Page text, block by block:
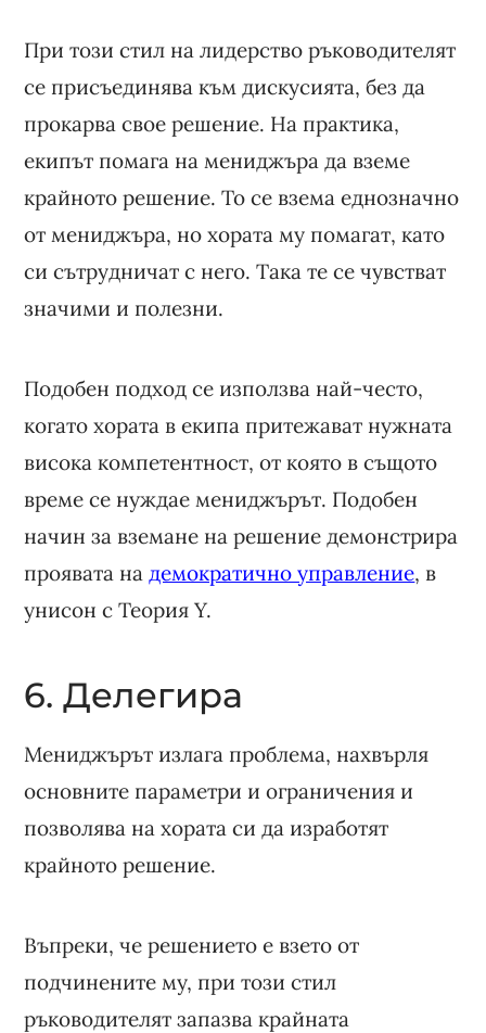
При този стил на лидерство ръководителят
се присъединява към дискусията, без да
прокарва свое решение. На практика,
екипът помага на мениджъра да вземе
крайното решение. То се взема еднозначно
от мениджъра, но хората му помагат, като
си сътрудничат с него. Така те се чувстват
значими и полезни.
Подобен подход се използва най-често,
когато хората в екипа притежават нужната
висока компетентност, от която в същото
време се нуждае мениджърът. Подобен
начин за вземане на решение демонстрира
проявата на демократично управление, в
унисон с Теория Y.
6. Делегира
Мениджърът излага проблема, нахвърля
основните параметри и ограничения и
позволява на хората си да изработят
крайното решение.
Въпреки, че решението е взето от
подчинените му, при този стил
ръководителят запазва крайната